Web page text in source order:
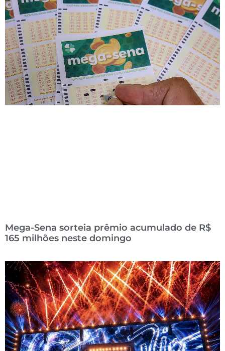
Mega-Sena sorteia prêmio acumulado de R$
165 milhões neste domingo